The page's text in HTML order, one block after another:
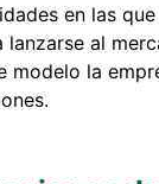
en las
lanzarse al
modelo la